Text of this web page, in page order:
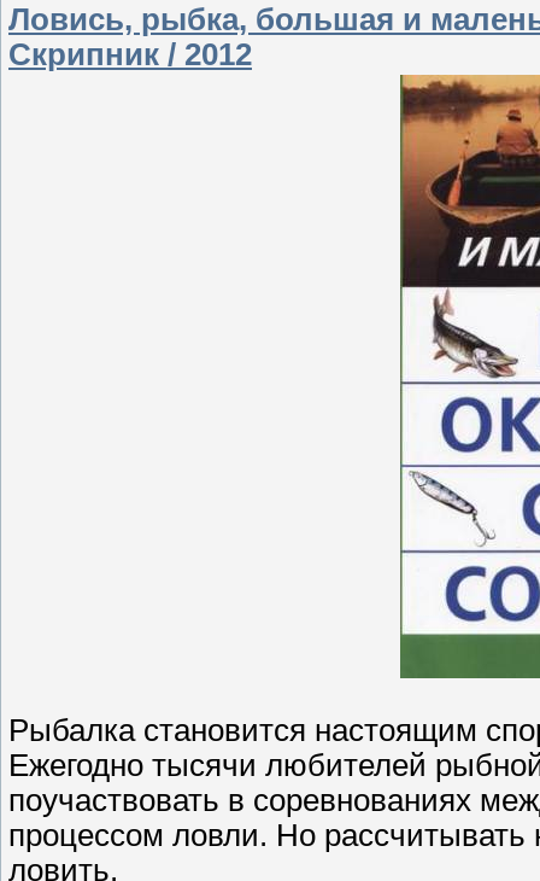
Ловись, рыбка, большая и
Скрипник / 2012
Рыбалка становится настоящим
Ежегодно тысячи любителей
поучаствовать в соревнованиях
процессом ловли. Но рассчитывать
ловить.